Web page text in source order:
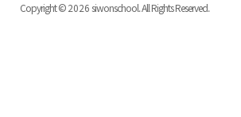
Copyright ©2026siwonschool. All Rights Reserved.